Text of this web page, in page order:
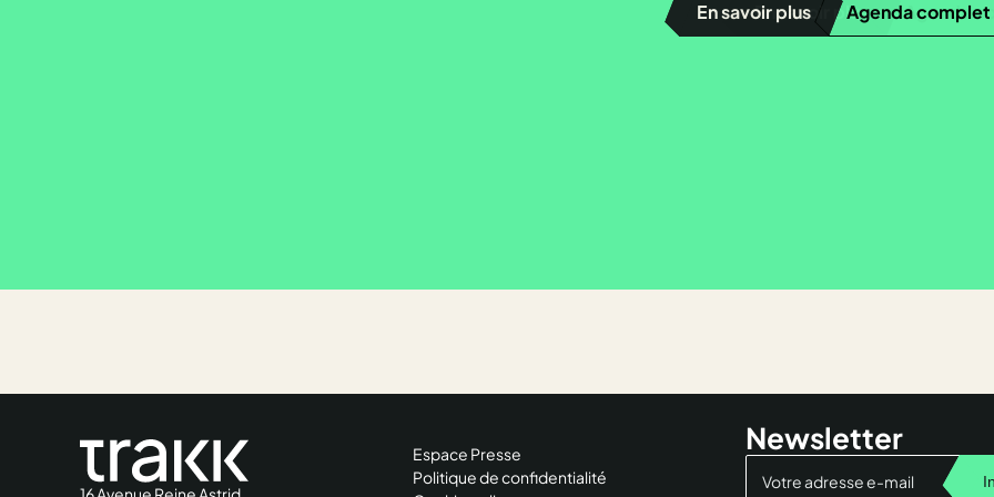
En savoir plus Agenda complet
Espace Presse
Politique de confidentialité
Newsletter